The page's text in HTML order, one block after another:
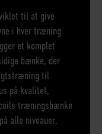
til at give
i hver træning.
et komplet
bænke, der
til
på kvalitet,
træningsbænke
alle niveauer.